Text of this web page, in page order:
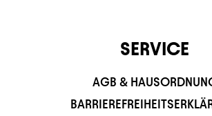
SERVICE
AGB &